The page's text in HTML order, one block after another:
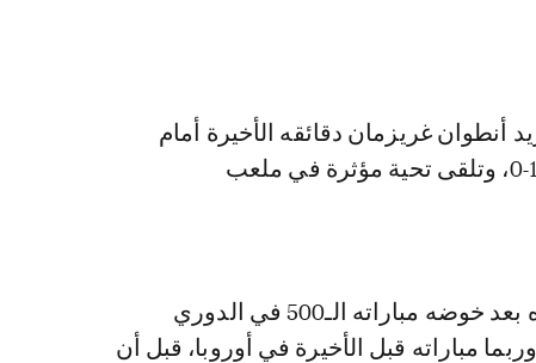
أنطوان غريزمان دقائقه الأخيرة أمام
جماهيره في الفوز على ضيفه جيرونا 1-0، وتلقى تحية مؤثرة في ملعب
وودّع غريزمان البالغ 35 عاما، جماهيره بعد خوضه مباراته الـ500 في الدوري
مباراته قبل الأخيرة في أوروبا، قبل أن